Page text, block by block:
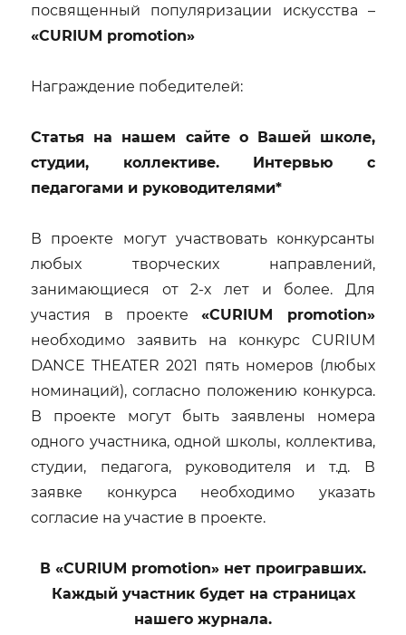
посвященный популяризации искусства –
«CURIUM promotion»
Награждение победителей:
Статья на нашем сайте о Вашей школе,
студии, коллективе. Интервью с
педагогами и руководителями*
В проекте могут участвовать конкурсанты
любых творческих направлений,
занимающиеся от 2-х лет и более. Для
участия в проекте«CURIUM promotion»
необходимо заявить на конкурс CURIUM
DANCE THEATER 2021 пять номеров (любых
номинаций), согласно положению конкурса.
В проекте могут быть заявлены номера
одного участника, одной школы, коллектива,
студии, педагога, руководителя и т.д. В
заявке конкурса необходимо указать
согласие на участие в проекте.
В «CURIUM promotion» нет проигравших.
Каждый участник будет на страницах
нашего журнала.